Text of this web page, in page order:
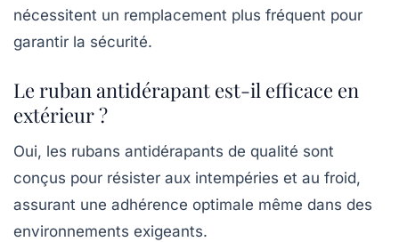
nécessitent un remplacement plus fréquent pour
garantir la sécurité.
Le ruban antidérapant est-il efficace en
extérieur ?
Oui, les rubans antidérapants de qualité sont
conçus pour résister aux intempéries et au froid,
assurant une adhérence optimale même dans des
environnements exigeants.